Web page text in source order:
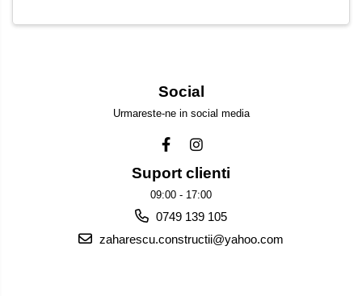
Social
Urmareste-ne in social media
Suport clienti
09:00 - 17:00
0749 139 105
zaharescu.constructii@yahoo.com